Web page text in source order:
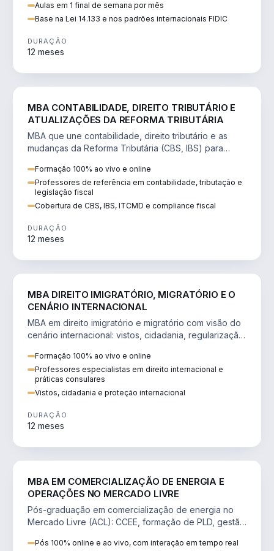
Aulas em 1 final de semana por mês
Base na Lei 14.133 e nos padrões internacionais FIDIC
DURAÇÃO
12 meses
MBA CONTABILIDADE, DIREITO TRIBUTÁRIO E
ATUALIZAÇÕES DA REFORMA TRIBUTÁRIA
MBA que une contabilidade, direito tributário e as
mudanças da Reforma Tributária (CBS, IBS) para
Formação 100% ao vivo e online
Professores de referência em contabilidade, tributação e
legislação fiscal
Cobertura de CBS, IBS, ITCMD e compliance fiscal
DURAÇÃO
12 meses
MBA DIREITO IMIGRATÓRIO, MIGRATÓRIO E O
CENÁRIO INTERNACIONAL
MBA em direito imigratório e migratório com visão do
cenário internacional: vistos, cidadania, regularização
Formação 100% ao vivo e online
Professores especialistas em direito internacional e
práticas consulares
Vistos, cidadania e proteção internacional
DURAÇÃO
12 meses
MBA EM COMERCIALIZAÇÃO DE ENERGIA E
OPERAÇÕES NO MERCADO LIVRE
Pós-graduação em comercialização de energia no
Mercado Livre (ACL): CCEE, formação de PLD, gestão
Pós 100% online e ao vivo, com interação em tempo real